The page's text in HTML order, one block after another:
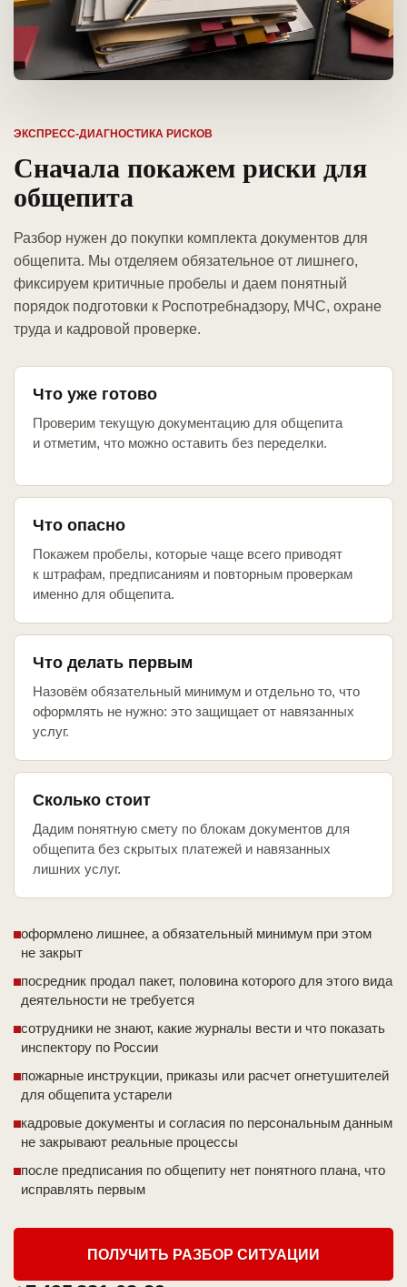
ЭКСПРЕСС-ДИАГНОСТИКА РИСКОВ
Сначала покажем риски для
общепита
Разбор нужен до покупки комплекта документов для
общепита. Мы отделяем обязательное от лишнего,
фиксируем критичные пробелы и даем понятный
порядок подготовки к Роспотребнадзору, МЧС, охране
труда и кадровой проверке.
Что уже готово
Проверим текущую документацию для общепита
и отметим, что можно оставить без переделки.
Что опасно
Покажем пробелы, которые чаще всего приводят
к штрафам, предписаниям и повторным проверкам
именно для общепита.
Что делать первым
Назовём обязательный минимум и отдельно то, что
оформлять не нужно: это защищает от навязанных
услуг.
Сколько стоит
Дадим понятную смету по блокам документов для
общепита без скрытых платежей и навязанных
лишних услуг.
оформлено лишнее, а обязательный минимум при этом
не закрыт
посредник продал пакет, половина которого для этого вида
деятельности не требуется
сотрудники не знают, какие журналы вести и что показать
инспектору по России
пожарные инструкции, приказы или расчет огнетушителей
для общепита устарели
кадровые документы и согласия по персональным данным
не закрывают реальные процессы
после предписания по общепиту нет понятного плана, что
исправлять первым
ПОЛУЧИТЬ РАЗБОР СИТУАЦИИ